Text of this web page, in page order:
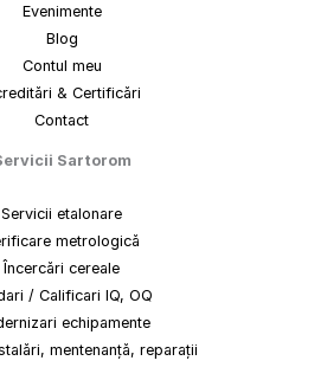
Evenimente
Blog
Contul meu
& Certificări
Contact
Sartorom
Servicii etalonare
metrologică
Încercări cereale
/ Calificari IQ, OQ
echipamente
mentenanță, reparații